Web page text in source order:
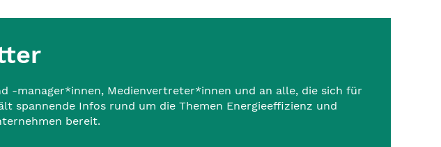
-manager*innen, Medienvertreter*innen und an alle, die sich für
spannende Infos rund um die Themen Energieeffizienz und
bereit.